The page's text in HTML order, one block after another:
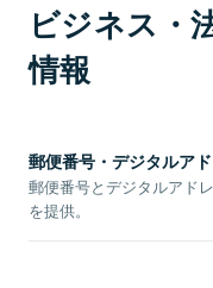
ビジネス・
情報
郵便番号・デジタルア
郵便番号とデジタルアド
を提供。